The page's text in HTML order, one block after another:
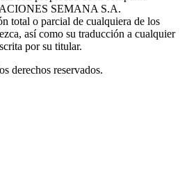
SEMANA S.A.
total o parcial de cualquiera de los
así como su traducción a cualquier
por su titular.
derechos reservados.